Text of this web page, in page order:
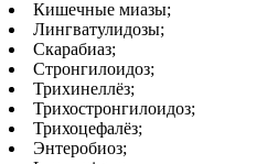
Кишечные миазы;
Лингватулидозы;
Скарабиаз;
Стронгилоидоз;
Трихинеллёз;
Трихостронгилоидоз;
Трихоцефалёз;
Энтеробиоз;